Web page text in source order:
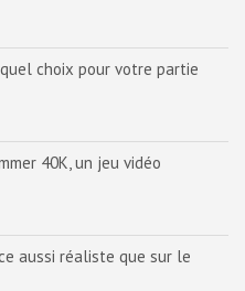
choix pour votre partie
40K, un jeu vidéo
aussi réaliste que sur le